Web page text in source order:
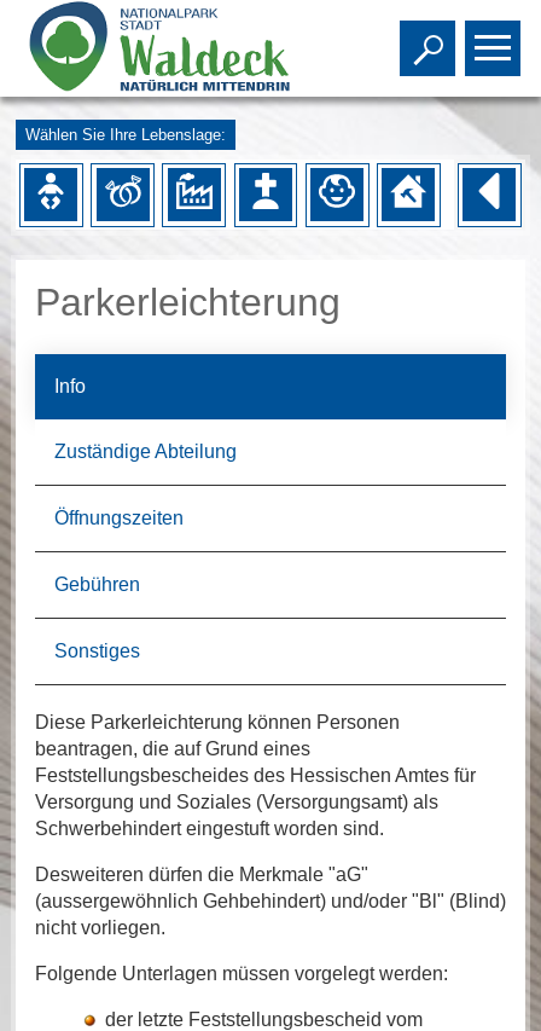
Toggle
Wählen Sie Ihre Lebenslage:
Parkerleichterung
Info
Zuständige Abteilung
Öffnungszeiten
Gebühren
Sonstiges
Diese Parkerleichterung können Personen
beantragen, die auf Grund eines
Feststellungsbescheides des Hessischen Amtes für
Versorgung und Soziales (Versorgungsamt) als
Schwerbehindert eingestuft worden sind.
Desweiteren dürfen die Merkmale "aG"
(aussergewöhnlich Gehbehindert) und/oder "Bl" (Blind)
nicht vorliegen.
Folgende Unterlagen müssen vorgelegt werden:
der letzte Feststellungsbescheid vom